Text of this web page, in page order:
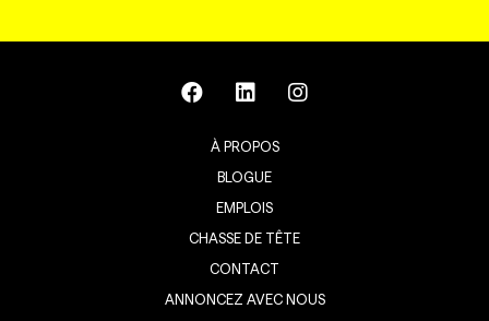
À PROPOS
BLOGUE
EMPLOIS
CHASSE DE TÊTE
CONTACT
ANNONCEZ AVEC NOUS